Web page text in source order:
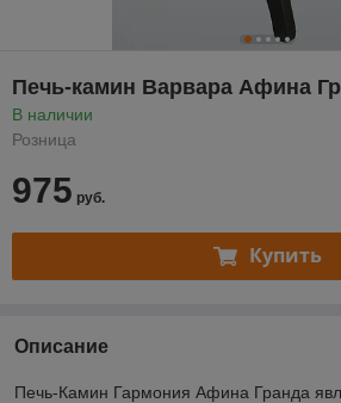
Печь-камин Варвара Афина
В наличии
Розница
975 руб.
Купить
Описание
Печь-Камин Гармония Афина Гранда